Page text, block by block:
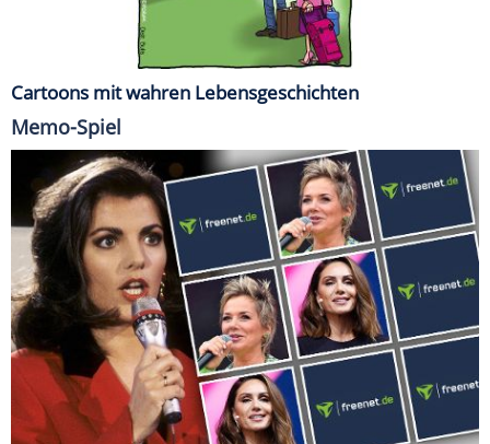
Cartoons mit wahren Lebensgeschichten
Memo-Spiel